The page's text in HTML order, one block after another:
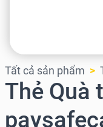
Tất cả sản phẩm
Thẻ Quà